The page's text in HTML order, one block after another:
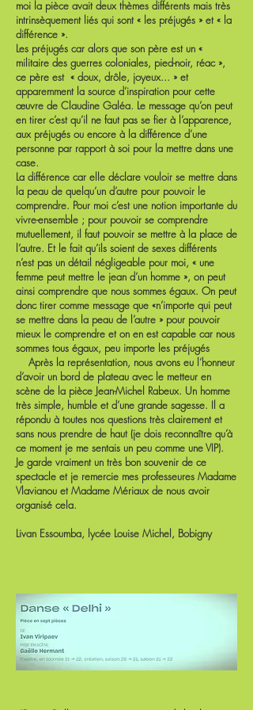
moi la pièce avait deux thèmes différents mais très
intrinsèquement liés qui sont « les préjugés » et « la
différence ».
Les préjugés car alors que son père est un «
militaire des guerres coloniales, pied-noir, réac »,
ce père est « doux, drôle, joyeux... » et
apparemment la source d’inspiration pour cette
œuvre de Claudine Galéa. Le message qu’on peut
en tirer c’est qu’il ne faut pas se fier à l’apparence,
aux préjugés ou encore à la différence d’une
personne par rapport à soi pour la mettre dans une
case.
La différence car elle déclare vouloir se mettre dans
la peau de quelqu’un d’autre pour pouvoir le
comprendre. Pour moi c’est une notion importante du
vivre-ensemble ; pour pouvoir se comprendre
mutuellement, il faut pouvoir se mettre à la place de
l’autre. Et le fait qu’ils soient de sexes différents
n’est pas un détail négligeable pour moi, « une
femme peut mettre le jean d’un homme », on peut
ainsi comprendre que nous sommes égaux. On peut
donc tirer comme message que «n’importe qui peut
se mettre dans la peau de l’autre » pour pouvoir
mieux le comprendre et on en est capable car nous
sommes tous égaux, peu importe les préjugés
Après la représentation, nous avons eu l’honneur
d’avoir un bord de plateau avec le metteur en
scène de la pièce Jean-Michel Rabeux. Un homme
très simple, humble et d’une grande sagesse. Il a
répondu à toutes nos questions très clairement et
sans nous prendre de haut (je dois reconnaître qu’à
ce moment je me sentais un peu comme une VIP).
Je garde vraiment un très bon souvenir de ce
spectacle et je remercie mes professeures Madame
Vlavianou et Madame Mériaux de nous avoir
organisé cela.
Livan Essoumba, lycée Louise Michel, Bobigny